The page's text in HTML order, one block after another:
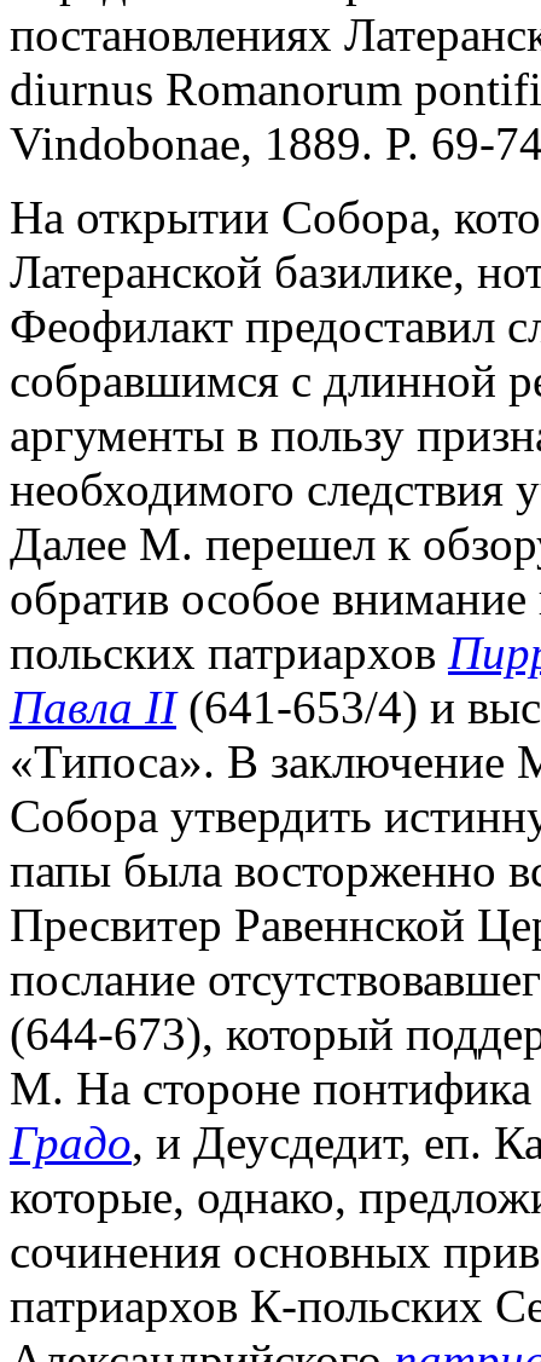
постановлениях
diurnus Romanorum
Vindobonae, 1889. P. 69-
На открытии Собора,
Латеранской базилике,
Феофилакт предоставил
собравшимся с длинной
аргументы в пользу
необходимого следствия
Далее М. перешел к
обратив особое
польских патриархов
Павла II(641-653/4) и
«Типоса». В заключение
Собора утвердить
папы была восторженно
Пресвитер Равеннской
послание
(644-673), который
М. На стороне
Градо, и Деусдедит, еп.
которые, однако,
сочинения основных
патриархов К-польских